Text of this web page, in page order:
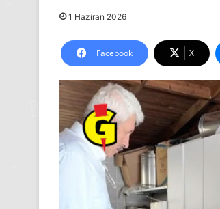
1 Haziran 2026
Facebook X